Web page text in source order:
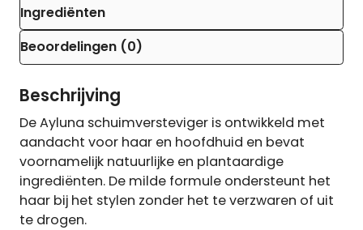
Ingrediënten
Beoordelingen (0)
Beschrijving
De Ayluna schuimversteviger is ontwikkeld met
aandacht voor haar en hoofdhuid en bevat
voornamelijk natuurlijke en plantaardige
ingrediënten. De milde formule ondersteunt het
haar bij het stylen zonder het te verzwaren of uit
te drogen.